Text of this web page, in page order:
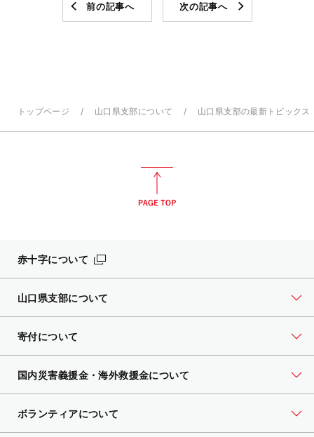
前の記事へ 次の記事へ
トップページ 山口県支部について 山口県支部の最新トピックス
赤十字について
山口県支部について
寄付について
国内災害義援金・海外救援金について
ボランティアについて